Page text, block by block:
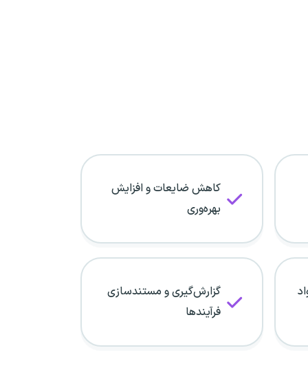
کاهش ضایعات و افزایش
بهره‌وری
گزارش‌گیری و مستندسازی
فرآیندها